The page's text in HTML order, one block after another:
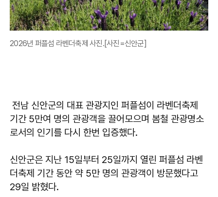
2026년 퍼플섬 라벤더축제 사진.[사진=신안군]
전남 신안군의 대표 관광지인 퍼플섬이 라벤더축제
기간 5만여 명의 관광객을 끌어모으며 봄철 관광명소
로서의 인기를 다시 한번 입증했다.
신안군은 지난 15일부터 25일까지 열린 퍼플섬 라벤
더축제 기간 동안 약 5만 명의 관광객이 방문했다고
29일 밝혔다.